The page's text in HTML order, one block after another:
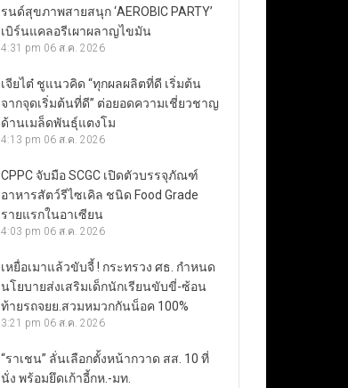
รนด์สุขภาพสายสนุก ‘AEROBIC PARTY’
เบิร์นแคลอรีเผาผลาญไขมัน
4:31 pm 06 ส.ค. 2026
เจียไต๋ ชูแนวคิด “ทุกผลผลิตที่ดี เริ่มต้น
จากจุดเริ่มต้นที่ดี” ต่อยอดความเชี่ยวชาญ
ด้านเมล็ดพันธุ์แตงโม
4:13 pm 06 ส.ค. 2026
CPPC จับมือ SCGC เปิดตัวบรรจุภัณฑ์
อาหารสัตว์รีไซเคิล ชนิด Food Grade
รายแรกในอาเซียน
4:03 pm 06 ส.ค. 2026
เหยื่อเมาแล้วขับจี้ ! กระทรวง ศธ. กำหนด
นโยบายส่งเสริมเด็กนักเรียนขับขี่-ซ้อน
ท้ายรถจยย.สวมหมวกกันน็อค 100%
3:21 pm 06 ส.ค. 2026
“ราเชน” ลั่นเลือกตั้งหน้ากวาด สส. 10 ที่
นั่ง พร้อมยึดเก้าอี้กห.-มท.